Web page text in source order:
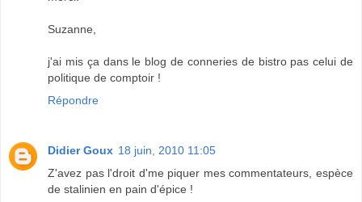
Suzanne,
j'ai mis ça dans le blog de conneries de bistro pas celui de
politique de comptoir !
Répondre
Didier Goux 18 juin, 2010 11:05
Z'avez pas l'droit d'me piquer mes commentateurs, espèce
de stalinien en pain d'épice !